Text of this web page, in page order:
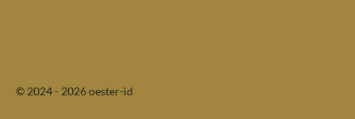
© 2024 - 2026 oester-id